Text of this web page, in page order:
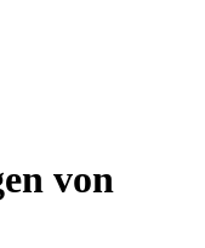
von